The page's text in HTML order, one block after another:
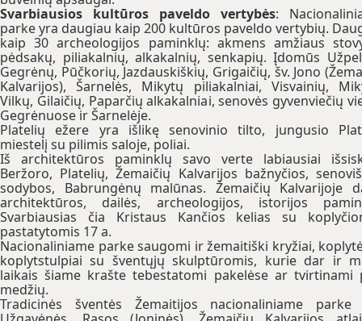
Svarbiausios kultūros paveldo vertybės:
parke yra daugiau kaip 200 kultūros paveldo vertybių.
kaip 30 archeologijos paminklų: akmens amžiaus
pėdsakų, piliakalnių, alkakalnių, senkapių. Įdomūs
Gegrėnų, Pūčkorių, Jazdauskiškių, Grigaičių, šv. Jono
Kalvarijos), Šarnelės, Mikytų piliakalniai, Visvainių,
Vilkų, Gilaičių, Paparčių alkakalniai, senovės gyvenviečių
Gegrėnuose ir Šarnelėje.
Platelių ežere yra išlikę senovinio tilto, jungusio
miestelį su pilimis saloje, poliai.
Iš architektūros paminklų savo verte labiausiai
Beržoro, Platelių, Žemaičių Kalvarijos bažnyčios,
sodybos, Babrungėnų malūnas. Žemaičių Kalvarijoje
architektūros, dailės, archeologijos, istorijos
Svarbiausias čia Kristaus Kančios kelias su
pastatytomis 17 a.
Nacionaliniame parke saugomi ir žemaitiški kryžiai,
koplytstulpiai su šventųjų skulptūromis, kurie dar ir
laikais šiame krašte tebestatomi pakelėse ar tvirtinami
medžių.
Tradicinės šventės Žemaitijos nacionaliniame parke